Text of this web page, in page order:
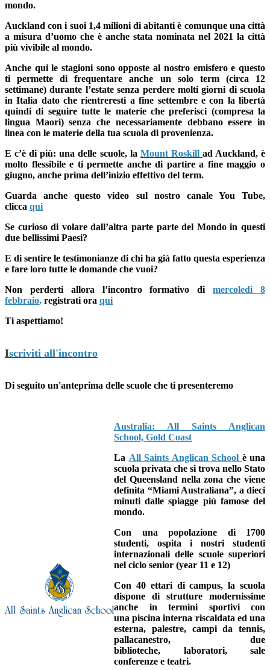
mondo.
Auckland con i suoi 1,4 milioni di abitanti è comunque una città
a misura d’uomo che è anche stata nominata nel 2021 la città
più vivibile al mondo.
Anche qui le stagioni sono opposte al nostro emisfero e questo
tipermette di frequentare anche un solo term (circa 12
settimane) durante l’estatesenza perdere molti giorni di scuola
in Italia dato che rientreresti a fine settembre e con la libertà
quindi di seguire tutte le materie che preferisci (compresa la
lingua Maori) senza che necessariamente debbano essere in
linea con le materie della tua scuola di provenienza.
E c’è di più: una delle scuole, la Mount Roskill ad Auckland, è
molto flessibile e ti permette anche di partire a fine maggio o
giugno, anche prima dell’inizio effettivo del term.
Guarda anche questo video sul nostro canale You Tube,
clicca qui
Se curioso di volare dall’altra parte parte del Mondo in questi
due bellissimi Paesi?
E di sentire le testimonianze di chi ha già fatto questa esperienza
e fare loro tutte le domande che vuoi?
Non perderti allora l’incontro formativo dimercoledi 8
febbraio, registrati ora qui
Ti aspettiamo!
Iscriviti all'incontro
Di seguito un'anteprima delle scuole che ti presenteremo
Australia: All Saints Anglican
School, Gold Coast
La All Saints Anglican School è una
scuola privata che si trova nello Stato
del Queensland nella zona che viene
definita “Miami Australiana”, a dieci
minuti dalle spiagge più famose del
mondo.
Con una popolazione di 1700
studenti, ospita i nostri studenti
internazionali delle scuole superiori
nel ciclo senior (year 11 e 12)
Con 40 ettari di campus, la scuola
dispone di strutture modernissime
anche in termini sportivi con
una piscina interna riscaldata ed una
esterna, palestre, campi da tennis,
pallacanestro, due
biblioteche,
laboratori, sale
conferenze e teatri.